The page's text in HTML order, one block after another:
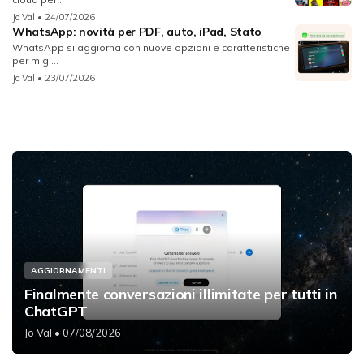
Jo Val • 24/07/2026
WhatsApp: novità per PDF, auto, iPad, Stato
WhatsApp si aggiorna con nuove opzioni e caratteristiche
per migl...
Jo Val • 23/07/2026
AGGIORNAMENTI
Finalmente conversazioni illimitate per tutti in
ChatGPT
Jo Val • 07/08/2026